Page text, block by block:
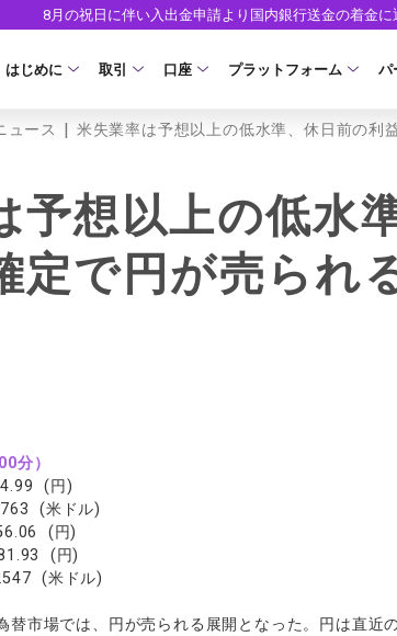
8月の祝日に伴い入出金申請より国内銀行送金の着金
はじめに
ライセンス
安全性
取引
FX（通貨ペア）
現物株式
ETF
口座
口座タイプ
法人のお客様
ゼロ口座 NEW
プラットフォーム
MT4
cTrader
パ
ュース | 米失業率は予想以上の低水準、休日前の利
予想以上の低水
定で円が売られ
分）
(円)
(米ドル)
(円)
(円)
(米ドル)
替市場では、円が売られる展開となった。円は直近